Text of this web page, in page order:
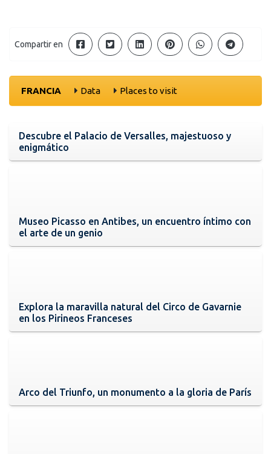
Compartir en
FRANCIA Data Places to visit
Descubre el Palacio de Versalles, majestuoso y
enigmático
Museo Picasso en Antibes, un encuentro íntimo con
el arte de un genio
Explora la maravilla natural del Circo de Gavarnie
en los Pirineos Franceses
Arco del Triunfo, un monumento a la gloria de París